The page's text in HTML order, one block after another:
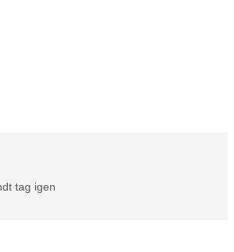
tag igen